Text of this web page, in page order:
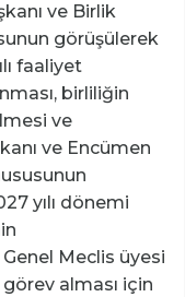
ve Birlik
görüşülerek
faaliyet
birliliğin
ve
ve Encümen
yılı dönemi
Meclis üyesi
alması için